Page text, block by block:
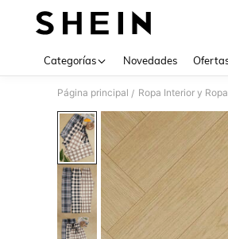
Categorías Novedades
Página principal / Ropa Interior y